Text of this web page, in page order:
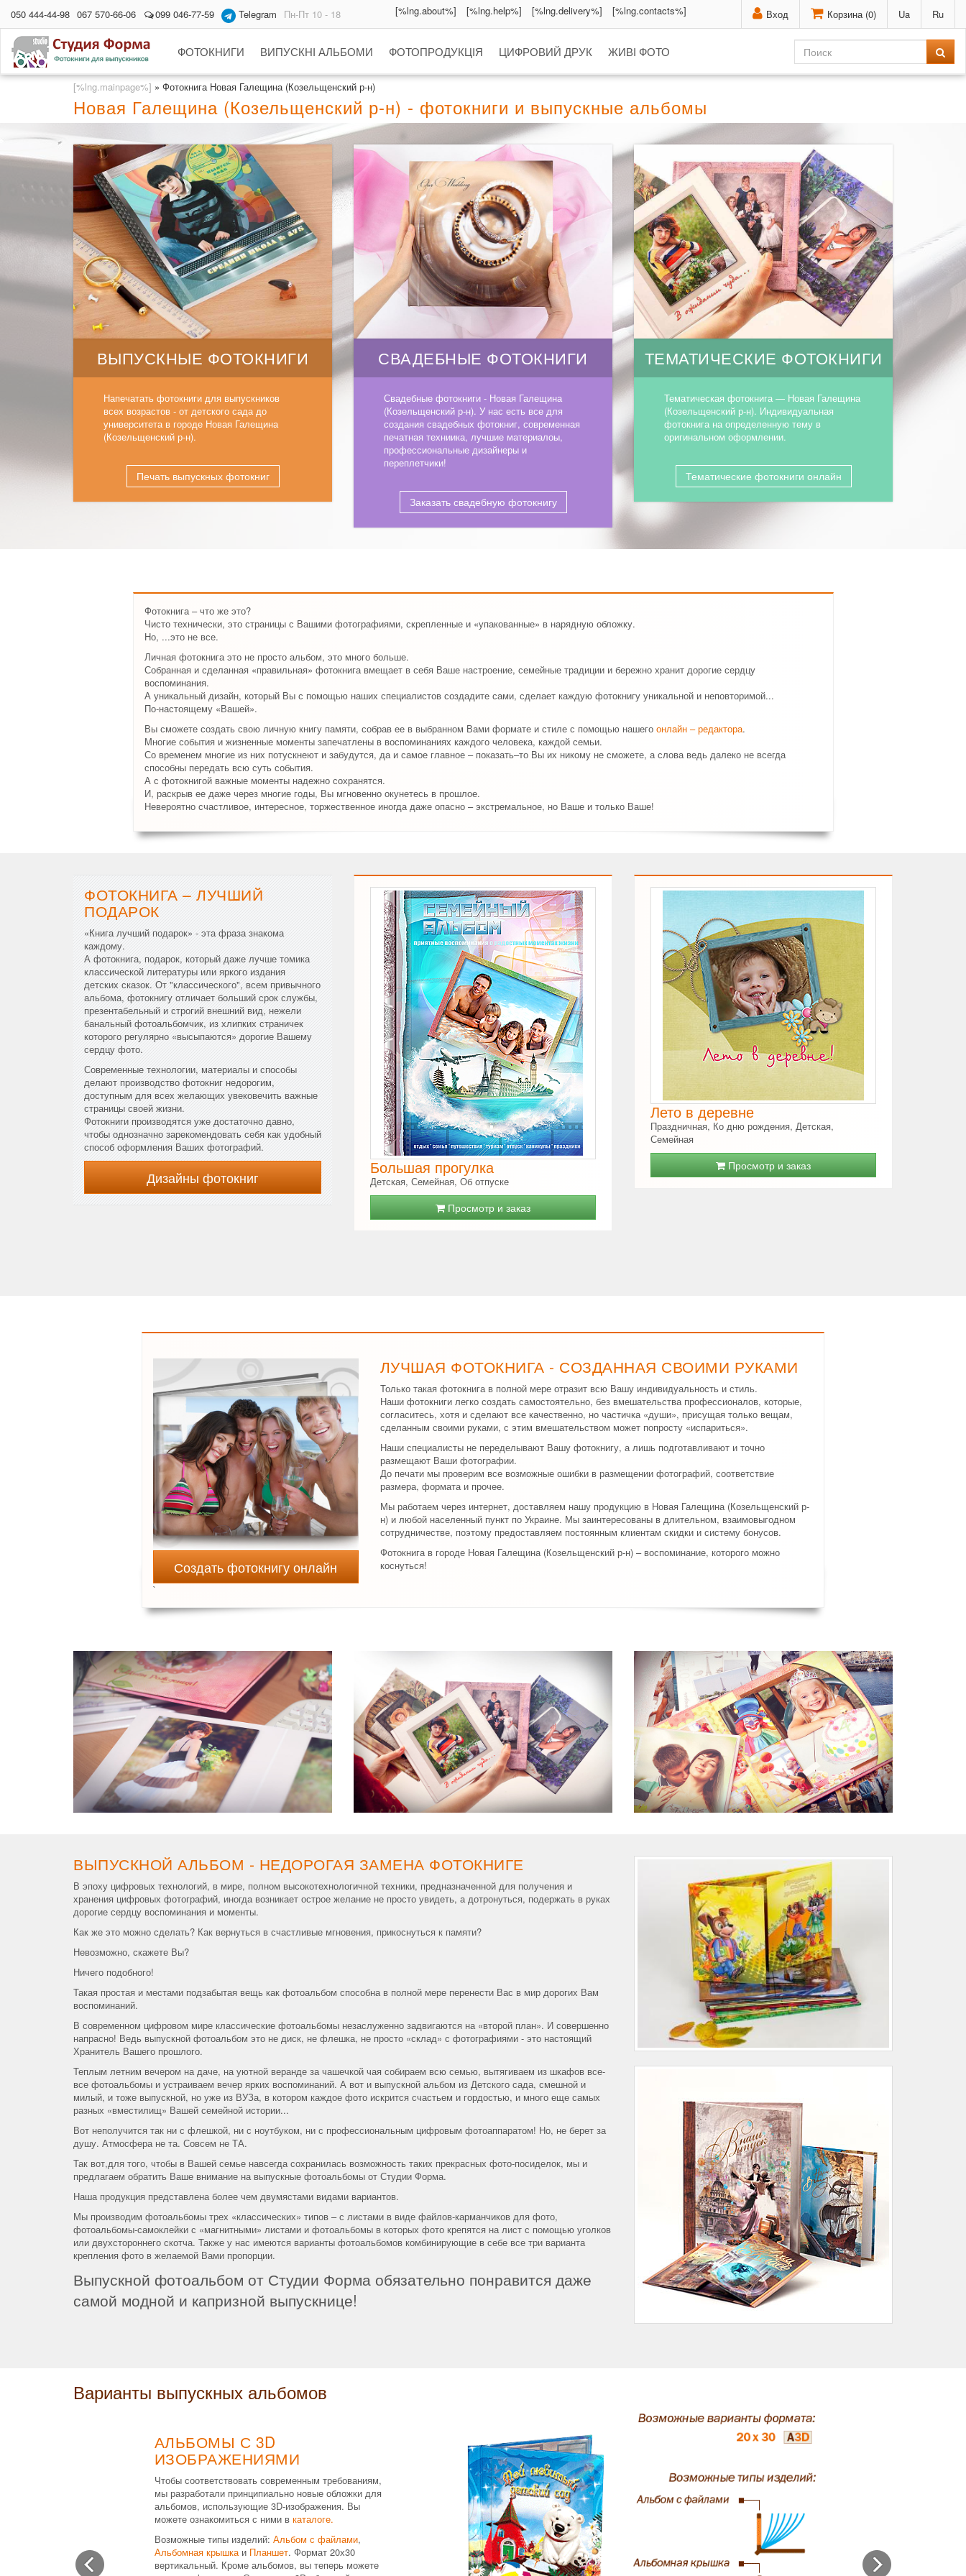
Вход Корзина (0) Ua Ru
050 444-44-98 067 570-66-06 099 046-77-59 Telegram Пн-Пт 10 - 18 [%lng.about%] [%lng.help%] [%lng.delivery%] [%lng.contacts%]
ФОТОКНИГИ ВИПУСКНІ АЛЬБОМИ ФОТОПРОДУКЦІЯ ЦИФРОВИЙ ДРУК ЖИВІ ФОТО
[%lng.mainpage%] » Фотокнига Новая Галещина (Козельщенский р-н)
Новая Галещина (Козельщенский р-н) - фотокниги и выпускные альбомы
ВЫПУСКНЫЕ ФОТОКНИГИ
Напечатать фотокниги для выпускников
всех возрастов - от детского сада до
университета в городе Новая Галещина
(Козельщенский р-н).
Печать выпускных фотокниг
СВАДЕБНЫЕ ФОТОКНИГИ
Свадебные фотокниги - Новая Галещина
(Козельщенский р-н). У нас есть все для
создания свадебных фотокниг, современная
печатная техниика, лучшие материалоы,
профессиональные дизайнеры и
переплетчики!
Заказать свадебную фотокнигу
ТЕМАТИЧЕСКИЕ ФОТОКНИГИ
Тематическая фотокнига — Новая Галещина
(Козельщенский р-н). Индивидуальная
фотокнига на определенную тему в
оригинальном оформлении.
Тематические фотокниги онлайн
Фотокнига – что же это?
Чисто технически, это страницы с Вашими фотографиями, скрепленные и «упакованные» в нарядную обложку.
Но, ...это не все.
Личная фотокнига это не просто альбом, это много больше.
Собранная и сделанная «правильная» фотокнига вмещает в себя Ваше настроение, семейные традиции и бережно хранит дорогие сердцу
воспоминания.
А уникальный дизайн, который Вы с помощью наших специалистов создадите сами, сделает каждую фотокнигу уникальной и неповторимой...
По-настоящему «Вашей».
Вы сможете создать свою личную книгу памяти, собрав ее в выбранном Вами формате и стиле с помощью нашего онлайн – редактора.
Многие события и жизненные моменты запечатлены в воспоминаниях каждого человека, каждой семьи.
Со временем многие из них потускнеют и забудутся, да и самое главное – показать–то Вы их никому не сможете, а слова ведь далеко не всегда
способны передать всю суть события.
А с фотокнигой важные моменты надежно сохранятся.
И, раскрыв ее даже через многие годы, Вы мгновенно окунетесь в прошлое.
Невероятно счастливое, интересное, торжественное иногда даже опасно – экстремальное, но Ваше и только Ваше!
ФОТОКНИГА – ЛУЧШИЙ
ПОДАРОК
«Книга лучший подарок» - эта фраза знакома
каждому.
А фотокнига, подарок, который даже лучше томика
классической литературы или яркого издания
детских сказок. От "классического", всем привычного
альбома, фотокнигу отличает больший срок службы,
презентабельный и строгий внешний вид, нежели
банальный фотоальбомчик, из хлипких страничек
которого регулярно «высыпаются» дорогие Вашему
сердцу фото.
Современные технологии, материалы и способы
делают производство фотокниг недорогим,
доступным для всех желающих увековечить важные
страницы своей жизни.
Фотокниги производятся уже достаточно давно,
чтобы однозначно зарекомендовать себя как удобный
способ оформления Ваших фотографий.
Дизайны фотокниг Большая прогулка
Детская, Семейная, Об отпуске
Просмотр и заказ
Лето в деревне
Праздничная, Ко дню рождения, Детская,
Семейная
Просмотр и заказ
Создать фотокнигу онлайн
`
ЛУЧШАЯ ФОТОКНИГА - СОЗДАННАЯ СВОИМИ РУКАМИ
Только такая фотокнига в полной мере отразит всю Вашу индивидуальность и стиль.
Наши фотокниги легко создать самостоятельно, без вмешательства профессионалов, которые,
согласитесь, хотя и сделают все качественно, но частичка «души», присущая только вещам,
сделанным своими руками, с этим вмешательством может попросту «испариться».
Наши специалисты не переделывают Вашу фотокнигу, а лишь подготавливают и точно
размещают Ваши фотографии.
До печати мы проверим все возможные ошибки в размещении фотографий, соответствие
размера, формата и прочее.
Мы работаем через интернет, доставляем нашу продукцию в Новая Галещина (Козельщенский р-
н) и любой населенный пункт по Украине. Мы заинтересованы в длительном, взаимовыгодном
сотрудничестве, поэтому предоставляем постоянным клиентам скидки и систему бонусов.
Фотокнига в городе Новая Галещина (Козельщенский р-н) – воспоминание, которого можно
коснуться!
ВЫПУСКНОЙ АЛЬБОМ - НЕДОРОГАЯ ЗАМЕНА ФОТОКНИГЕ
В эпоху цифровых технологий, в мире, полном высокотехнологичной техники, предназначенной для получения и
хранения цифровых фотографий, иногда возникает острое желание не просто увидеть, а дотронуться, подержать в руках
дорогие сердцу воспоминания и моменты.
Как же это можно сделать? Как вернуться в счастливые мгновения, прикоснуться к памяти?
Невозможно, скажете Вы?
Ничего подобного!
Такая простая и местами подзабытая вещь как фотоальбом способна в полной мере перенести Вас в мир дорогих Вам
воспоминаний.
В современном цифровом мире классические фотоальбомы незаслуженно задвигаются на «второй план». И совершенно
напрасно! Ведь выпускной фотоальбом это не диск, не флешка, не просто «склад» с фотографиями - это настоящий
Хранитель Вашего прошлого.
Теплым летним вечером на даче, на уютной веранде за чашечкой чая собираем всю семью, вытягиваем из шкафов все-
все фотоальбомы и устраиваем вечер ярких воспоминаний. А вот и выпускной альбом из Детского сада, смешной и
милый, и тоже выпускной, но уже из ВУЗа, в котором каждое фото искрится счастьем и гордостью, и много еще самых
разных «вместилищ» Вашей семейной истории...
Вот неполучится так ни с флешкой, ни с ноутбуком, ни с профессиональным цифровым фотоаппаратом! Но, не берет за
душу. Атмосфера не та. Совсем не ТА.
Так вот,для того, чтобы в Вашей семье навсегда сохранилась возможность таких прекрасных фото-посиделок, мы и
предлагаем обратить Ваше внимание на выпускные фотоальбомы от Студии Форма.
Наша продукция представлена более чем двумястами видами вариантов.
Мы производим фотоальбомы трех «классических» типов – с листами в виде файлов-карманчиков для фото,
фотоальбомы-самоклейки с «магнитными» листами и фотоальбомы в которых фото крепятся на лист с помощью уголков
или двухстороннего скотча. Также у нас имеются варианты фотоальбомов комбинирующие в себе все три варианта
крепления фото в желаемой Вами пропорции.
Выпускной фотоальбом от Студии Форма обязательно понравится даже
самой модной и капризной выпускнице!
Варианты выпускных альбомов
АЛЬБОМЫ С 3D
ИЗОБРАЖЕНИЯМИ
Чтобы соответствовать современным требованиям,
мы разработали принципиально новые обложки для
альбомов, использующие 3D-изображения. Вы
можете ознакомиться с ними в каталоге.
Возможные типы изделий: Альбом с файлами,
Альбомная крышкаи Планшет. Формат 20х30
вертикальный. Кроме альбомов, вы теперь можете